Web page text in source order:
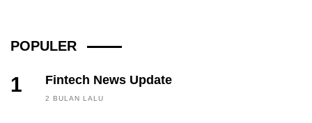
laki dan perempuan bisa...
POPULER
1 Fintech News Update
2 BULAN LALU